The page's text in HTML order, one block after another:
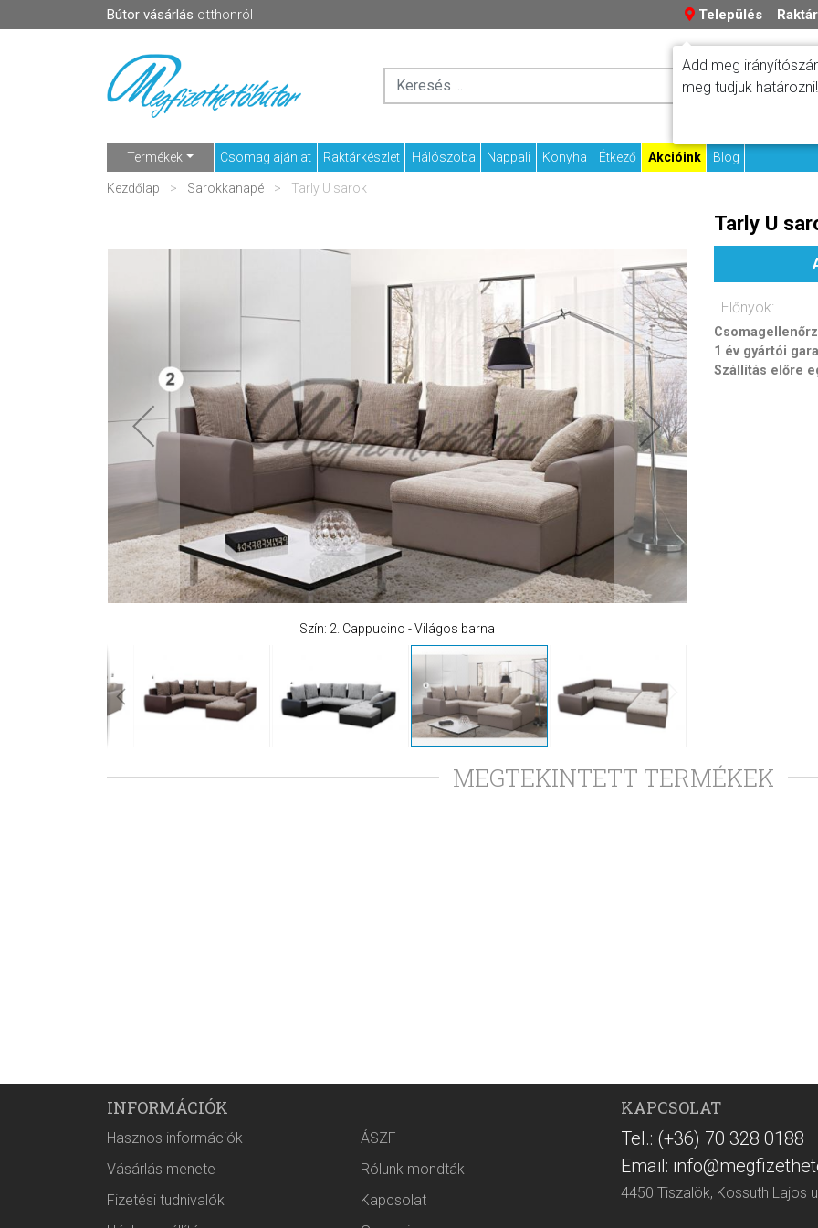
Bútor vásárlás otthonról Település
Fizetési
Termékek Csomag ajánlat Raktárkészlet Hálószoba Nappali Konyha Étkező Akcióink Blog
Kezdőlap Sarokkanapé Tarly U sarok
Szín: 2. Cappucino - Világos barna
Tarly U
Előnyök:
1 év gyártói
Szállítás előre
MEGTEKINTETT TERMÉKEK
INFORMÁCIÓK
Hasznos információk
ÁSZF
Vásárlás menete
Rólunk mondták
Fizetési tudnivalók
Kapcsolat
KAPCSOLAT
Tel.: (+36) 70 328 0188
Email:
4450 Tiszalök, Kossuth Lajos
Add meg
meg tudjuk határozni!